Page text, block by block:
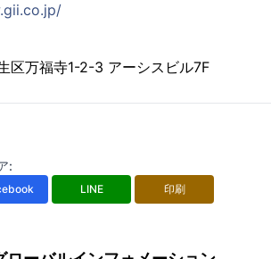
区万福寺1-2-3 アーシスビル7F
:
LINE 印刷